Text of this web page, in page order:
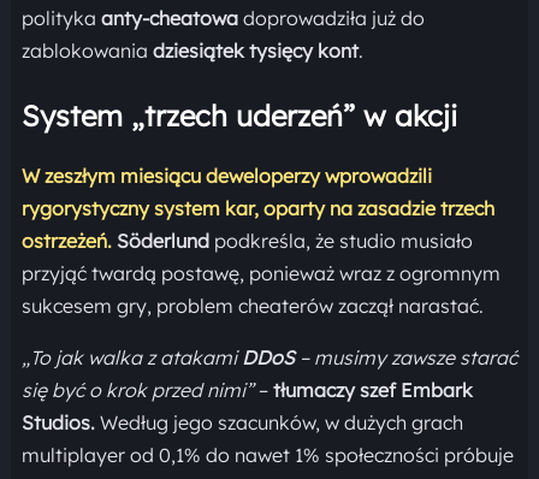
polityka anty-cheatowadoprowadziła już do
zablokowania dziesiątek tysięcy kont.
System „trzech uderzeń” w akcji
W zeszłym miesiącu deweloperzy wprowadzili
rygorystyczny system kar, oparty na zasadzie trzech
ostrzeżeń. Söderlundpodkreśla, że studio musiało
przyjąć twardą postawę, ponieważ wraz z ogromnym
sukcesem gry, problem cheaterów zaczął narastać.
„To jak walka z atakamiDDoS– musimy zawsze starać
się być o krok przed nimi”– tłumaczy szef Embark
Studios.Według jego szacunków, w dużych grach
multiplayer od 0,1% do nawet 1% społeczności próbuje